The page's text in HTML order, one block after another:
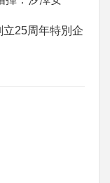
25周年特別企